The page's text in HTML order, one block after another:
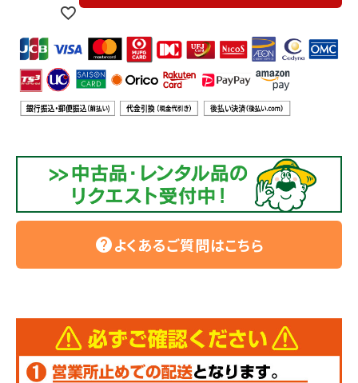
helpよくあるご質問はこちら